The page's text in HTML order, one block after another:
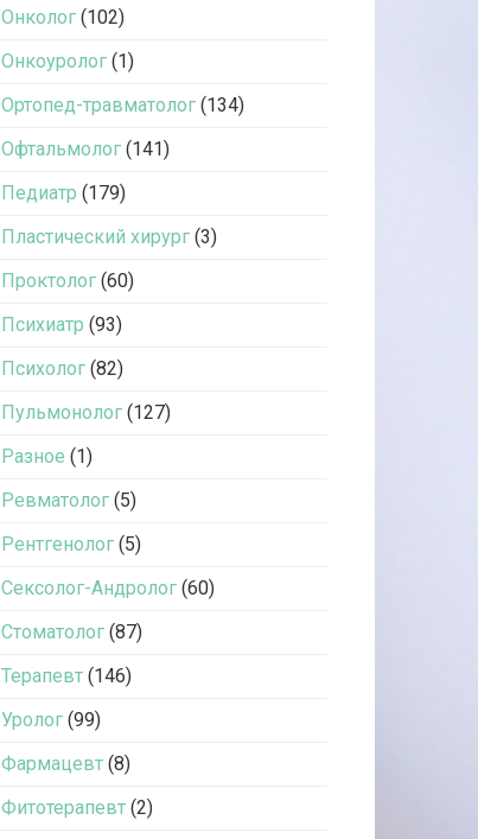
Онколог (102)
Онкоуролог (1)
Ортопед-травматолог (134)
Офтальмолог (141)
Педиатр (179)
Пластический хирург (3)
Проктолог (60)
Психиатр (93)
Психолог (82)
Пульмонолог (127)
Разное (1)
Ревматолог (5)
Рентгенолог (5)
Сексолог-Андролог (60)
Стоматолог (87)
Терапевт (146)
Уролог (99)
Фармацевт (8)
Фитотерапевт (2)